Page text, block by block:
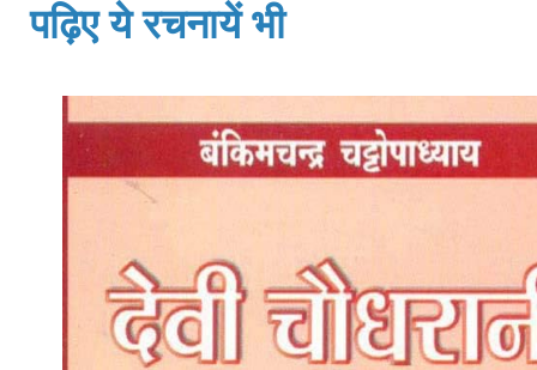
पढ़िए ये रचनायें भी